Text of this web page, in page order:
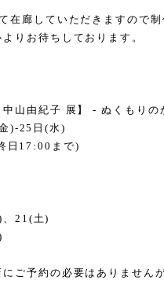
在廊していただきますので
りお待ちしております。
山由紀子 展】 -ぬくもり
)-25 日(水)
日 17:00 まで)
、 21(土)
にご予約の必要はありません